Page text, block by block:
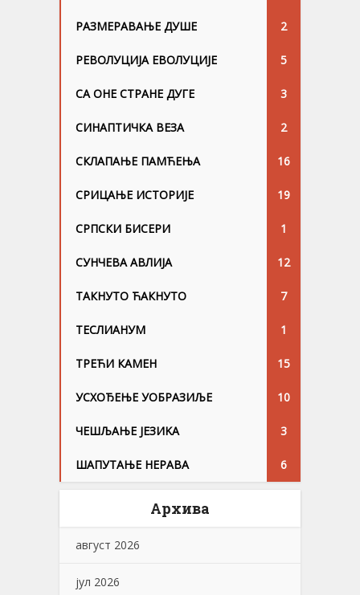
РАЗМЕРАВАЊЕ ДУШЕ 2
РЕВОЛУЦИЈА ЕВОЛУЦИЈЕ 5
СА ОНЕ СТРАНЕ ДУГЕ 3
СИНАПТИЧКА ВЕЗА 2
СКЛАПАЊЕ ПАМЋЕЊА 16
СРИЦАЊЕ ИСТОРИЈЕ 19
СРПСКИ БИСЕРИ 1
СУНЧЕВА АВЛИЈА 12
ТАКНУТО ЋАКНУТО 7
ТЕСЛИАНУМ 1
ТРЕЋИ КАМЕН 15
УСХОЂЕЊЕ УОБРАЗИЉЕ 10
ЧЕШЉАЊЕ ЈЕЗИKА 3
ШАПУТАЊЕ НЕРАВА 6
Архива
август 2026
јул 2026